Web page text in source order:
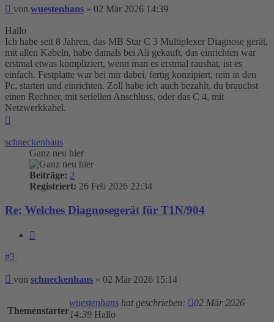
Beitrag
von wuestenhans » 02 Mär 2026 14:39
Hallo
Ich habe seit 8 Jahren, das MB Star C 3 Multiplexer Diagnose gerät,
mit allen Kabeln, habe damals bei Ali gekauft, das einrichten war
erstmal etwas kompliziert, wenn man es erstmal raushat, ist es
einfach. Festplatte war bei mir dabei, fertig konzipiert, rein in den
Pc, starten und einrichten. Zoll habe ich auch bezahlt, du brauchst
einen Rechner, mit seriellen Anschluss, oder das C 4, mit
Netzwerkkabel.
schneckenhaus
Ganz neu hier
Beiträge: 2
Registriert: 26 Feb 2026 22:34
Re: Welches Diagnosegerät für T1N/904
#3
Beitrag
von schneckenhaus » 02 Mär 2026 15:14
Themenstarter
wuestenhans hat geschrieben:
02 Mär 2026
14:39 Hallo